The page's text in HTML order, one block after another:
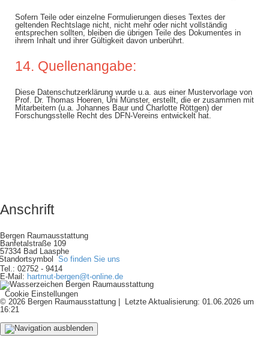
Sofern Teile oder einzelne Formulierungen dieses Textes der
geltenden Rechtslage nicht, nicht mehr oder nicht vollständig
entsprechen sollten, bleiben die übrigen Teile des Dokumentes in
ihrem Inhalt und ihrer Gültigkeit davon unberührt.
14. Quellenangabe:
Diese Datenschutzerklärung wurde u.a. aus einer Mustervorlage von
Prof. Dr. Thomas Hoeren, Uni Münster, erstellt, die er zusammen mit
Mitarbeitern (u.a. Johannes Baur und Charlotte Röttgen) der
Forschungsstelle Recht des DFN-Vereins entwickelt hat.
Anschrift
Bergen Raumausstattung
Banfetalstraße 109
57334 Bad Laasphe
So finden Sie uns
Tel.: 02752 - 9414
E-Mail: hartmut-bergen@t-online.de
Cookie Einstellungen
© 2026 Bergen Raumausstattung | Letzte Aktualisierung: 01.06.2026 um
16:21